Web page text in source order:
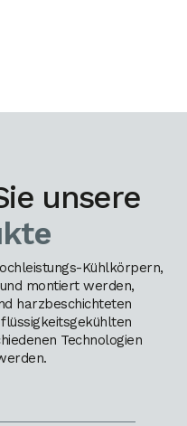
unsere
Kühlkörpern,
montiert werden,
harzbeschichteten
Technologien